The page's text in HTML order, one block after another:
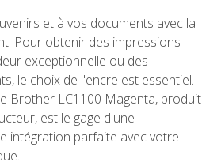
et à vos documents avec la
Pour obtenir des impressions
exceptionnelle ou des
le choix de l'encre est essentiel.
Brother LC1100 Magenta, produit
est le gage d'une
intégration parfaite avec votre